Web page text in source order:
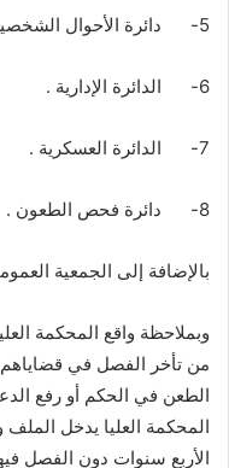
5- دائرة الأحوال الشخصية .
6- الدائرة الإدارية .
7- الدائرة العسكرية .
8- دائرة فحص الطعون .
بالإضافة إلى الجمعية
وبملاحظة واقع المحكمة
من تأخر الفصل في قضاياهم
الطعن في الحكم أو رفع
المحكمة العليا يدخل
الأربع سنوات دون الفصل